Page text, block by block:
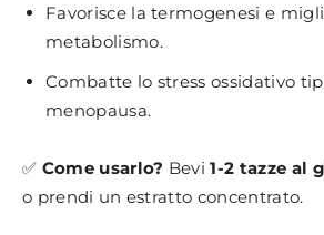
Favorisce la termogenesi e
metabolismo.
Combatte lo stress ossidativo
menopausa.
✅ Come usarlo? Bevi1-2 tazze al
o prendi un estratto concentrato.